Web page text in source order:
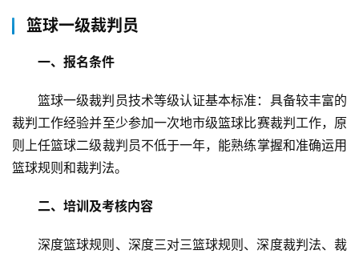
活
科
技
篮球一级裁判员
一、报名条件
篮球一级裁判员技术等级认证基本标准：具备较丰富的
裁判工作经验并至少参加一次地市级篮球比赛裁判工作，原
则上任篮球二级裁判员不低于一年，能熟练掌握和准确运用
篮球规则和裁判法。
二、培训及考核内容
深度篮球规则、深度三对三篮球规则、深度裁判法、裁